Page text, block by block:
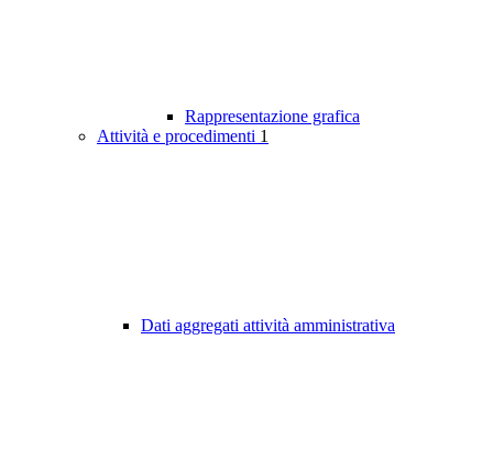
Rappresentazione grafica
Attività e procedimenti 1
Dati aggregati attività amministrativa